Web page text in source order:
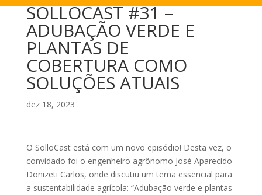
SOLLOCAST #31 –
ADUBAÇÃO VERDE E
PLANTAS DE
COBERTURA COMO
SOLUÇÕES ATUAIS
dez 18, 2023
O SolloCast está com um novo episódio! Desta vez, o
convidado foi o engenheiro agrônomo José Aparecido
Donizeti Carlos, onde discutiu um tema essencial para
a sustentabilidade agrícola: “Adubação verde e plantas